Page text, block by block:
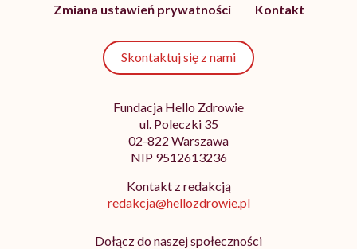
Zmiana ustawień prywatności
Kontakt
Skontaktuj się z nami
Fundacja Hello Zdrowie
ul. Poleczki 35
02-822 Warszawa
NIP 9512613236
Kontakt z redakcją
redakcja@hellozdrowie.pl
Dołącz do naszej społeczności